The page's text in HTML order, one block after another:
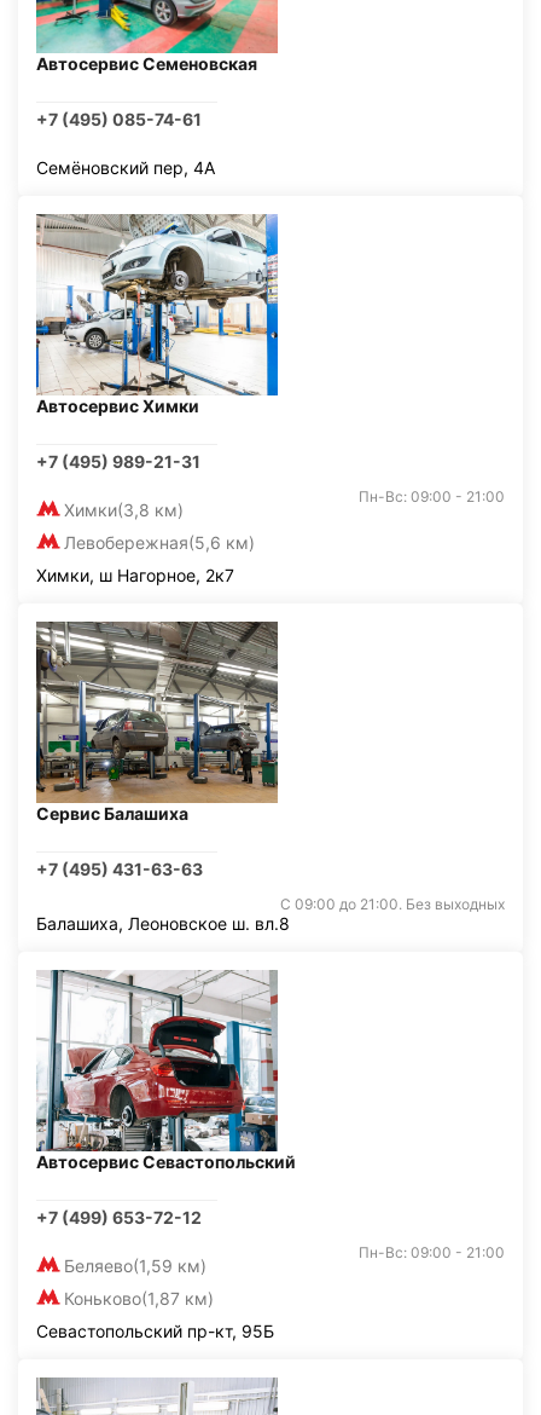
Автосервис Семеновская
+7 (495) 085-74-61
Семёновский пер, 4А
Автосервис Химки
+7 (495) 989-21-31
Химки(3,8 км)
Левобережная(5,6 км)
Пн-Вс: 09:00 - 21:00
Химки, ш Нагорное, 2к7
Сервис Балашиха
+7 (495) 431-63-63
С 09:00 до 21:00. Без выходных
Балашиха, Леоновское ш. вл.8
Автосервис Севастопольский
+7 (499) 653-72-12
Беляево(1,59 км)
Коньково(1,87 км)
Пн-Вс: 09:00 - 21:00
Севастопольский пр-кт, 95Б